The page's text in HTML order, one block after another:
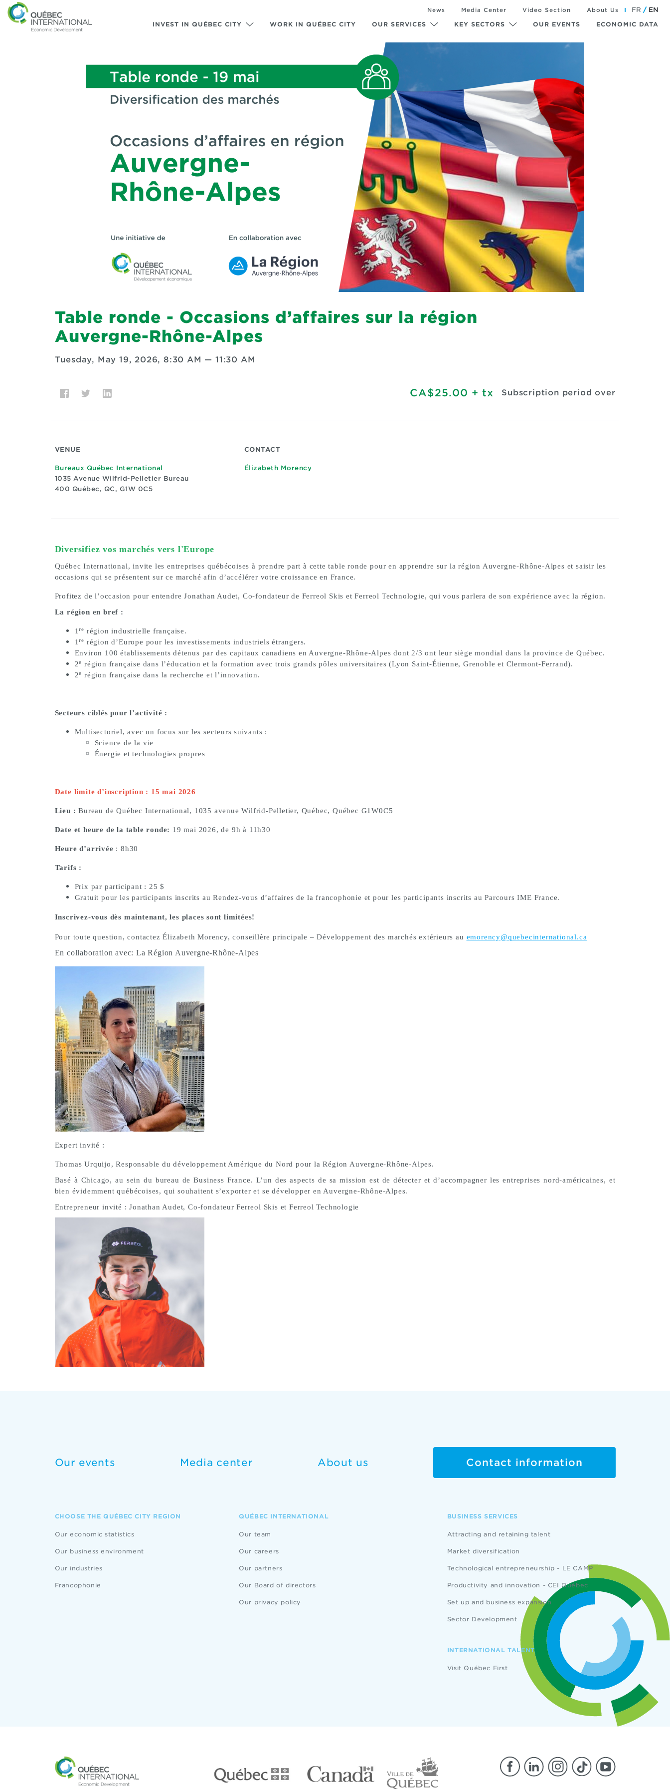
INVEST IN QUÉBEC CITY WORK IN QUÉBEC CITY OUR SERVICES KEY SECTORS OUR EVENTS ECONOMIC DATA
News Media Center Video Section About Us FR EN
Table ronde - Occasions d’affaires sur la région
Auvergne-Rhône-Alpes
Tuesday, May 19, 2026, 8:30 AM — 11:30 AM
CA$25.00 + tx Subscription period over
VENUE
Bureaux Québec International
1035 Avenue Wilfrid-Pelletier Bureau
400 Québec, QC, G1W 0C5
CONTACT
Élizabeth Morency
Diversifiez vos marchés vers l'Europe
Québec International, invite les entreprises québécoises à prendre part à cette table rondepour en apprendre sur la région Auvergne-Rhône-Alpes et saisir les
occasions qui se présentent sur ce marché afin d’accélérer votre croissance en France.
Profitez de l’occasion pour entendre Jonathan Audet, Co-fondateur de Ferreol Skis et Ferreol Technologie, qui vous parlera de son expérience avec la région.
La région en bref :
1re région industrielle française.
1re région d’Europe pour les investissements industriels étrangers.
Environ 100 établissements détenus par des capitaux canadiens en Auvergne-Rhône-Alpes dont 2/3 ont leur siège mondial dans la province de Québec.
2e région française dans l’éducation et la formation avec trois grands pôles universitaires (Lyon Saint-Étienne, Grenoble et Clermont-Ferrand).
2e région française dans la recherche et l’innovation.
Secteurs ciblés pour l’activité :
Multisectoriel, avec un focus sur les secteurs suivants :
Science de la vie
Énergie et technologies propres
Date limite d’inscription : 15 mai 2026
Lieu :Bureau de Québec International, 1035 avenue Wilfrid-Pelletier, Québec, Québec G1W0C5
Date et heure de la table ronde: 19 mai 2026, de 9h à 11h30
Heure d’arrivée : 8h30
Tarifs :
Prix par participant : 25 $
Gratuit pour les participants inscrits au Rendez-vous d’affaires de la francophonie et pour les participants inscrits au Parcours IME France.
Inscrivez-vous dès maintenant, les places sont limitées!
Pour toute question, contactez Élizabeth Morency, conseillère principale – Développement des marchés extérieurs au emorency@quebecinternational.ca
En collaboration avec: La Région Auvergne-Rhône-Alpes
Expert invité :
Thomas Urquijo, Responsable du développement Amérique du Nord pour la Région Auvergne-Rhône-Alpes.
Basé à Chicago, au sein du bureau de Business France. L’un des aspects de sa mission est de détecter et d’accompagner les entreprises nord-américaines, et
bien évidemment québécoises, qui souhaitent s’exporter et se développer en Auvergne-Rhône-Alpes.
Entrepreneur invité : Jonathan Audet, Co-fondateur Ferreol Skis et Ferreol Technologie
Our events Media center About us Contact information
CHOOSE THE QUÉBEC CITY REGION
Our economic statistics
Our business environment
Our industries
Francophonie
QUÉBEC INTERNATIONAL
Our team
Our careers
Our partners
Our Board of directors
Our privacy policy
BUSINESS SERVICES
Attracting and retaining talent
Market diversification
Technological entrepreneurship - LE CAMP
Productivity and innovation - CEI Québec
Set up and business expansion
Sector Development
INTERNATIONAL TALENT
Visit Québec First